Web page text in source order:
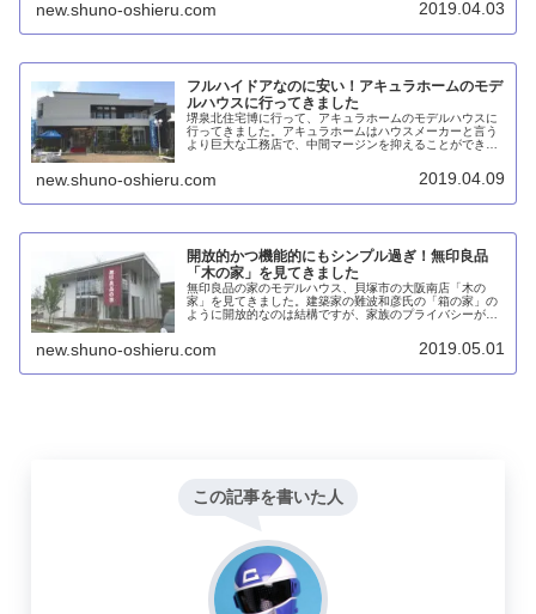
コストを抑えれば何とかなるのではないかと期待していま
new.shuno-oshieru.com 2019.04.03
フルハイドアなのに安い！アキュラホームのモデ
ルハウスに行ってきました
堺泉北住宅博に行って、アキュラホームのモデルハウスに
行ってきました。アキュラホームはハウスメーカーと言う
より巨大な工務店で、中間マージンを抑えることができま
を大量一括購入することでコストを抑えます。おまけにフ
ルハイドアが標準装備というのが素晴らしい。
new.shuno-oshieru.com 2019.04.09
開放的かつ機能的にもシンプル過ぎ！無印良品
「木の家」を見てきました
無印良品の家のモデルハウス、貝塚市の大阪南店「木の
家」を見てきました。建築家の難波和彦氏の「箱の家」の
ように開放的なのは結構ですが、家族のプライバシーがな
合っていないと感じました。ただ、セールスがしつこくな
いのが良いです。
new.shuno-oshieru.com 2019.05.01
この記事を書いた人